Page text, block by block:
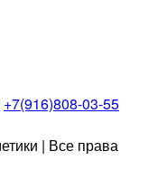
+7(916)808-03-55
| Все права